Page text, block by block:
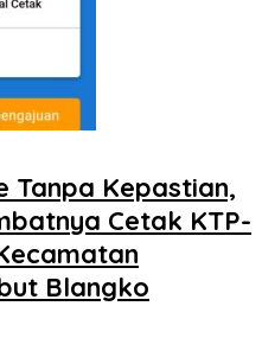
Tanpa Kepastian,
Cetak KTP-
Blangko